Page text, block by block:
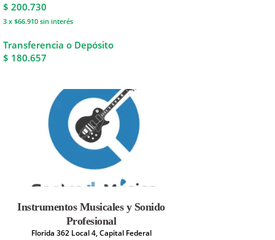
$ 200.730
3 x $66.910 sin interés
Transferencia o Depósito
$ 180.657
Instrumentos Musicales y Sonido
Profesional
Florida 362 Local 4, Capital Federal